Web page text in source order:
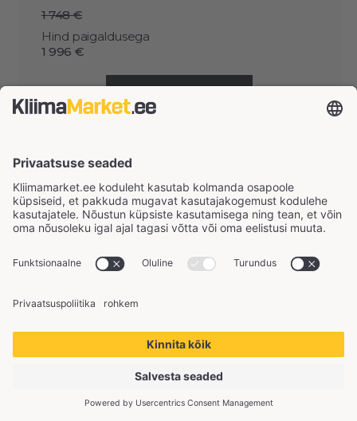
1 748 €
Hind paigaldusega
1 996 €
TUTVU JA OSTA
Cooper&Hunter Supreme
12 BL
Lisakütteks kuni 110 m²